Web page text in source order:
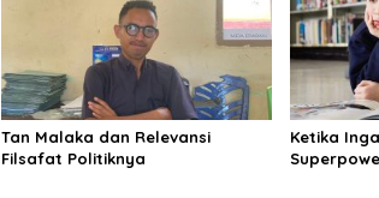
Tan Malaka dan Relevansi
Filsafat Politiknya
Ketika